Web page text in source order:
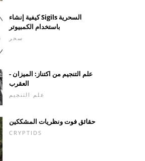
كيفية إنشاء Sigils السحرية
باستخدام الكمبيوتر
سحر
علم التنجيم من اكتناز: الميزان -
العقرب
علم التنجيم
حقائق فوت ونظريات المشككين
CRYPTIDS